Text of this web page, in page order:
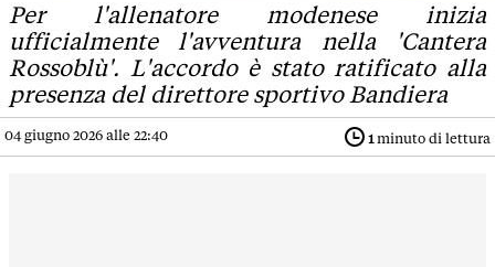
Per l'allenatore modenese inizia
ufficialmente l'avventura nella 'Cantera
Rossoblù'. L'accordo è stato ratificato alla
presenza del direttore sportivo Bandiera
04 giugno 2026 alle 22:40 1minuto di lettura